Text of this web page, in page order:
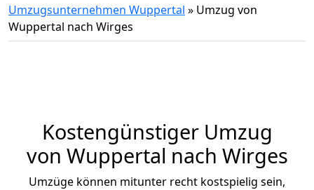
Umzugsunternehmen Wuppertal » Umzug von
Wuppertal nach Wirges
Kostengünstiger Umzug
von Wuppertal nach Wirges
Umzüge können mitunter recht kostspielig sein,